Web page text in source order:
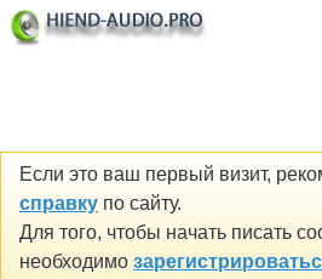
Если это ваш первый визит,
справку по сайту.
Для того, чтобы начать писать
необходимо